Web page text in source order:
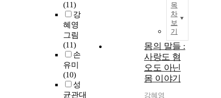
(11)
강
혜영
그림
(11)
손
유미
(10)
성
균관대
목
차
보
기
몸의 말들 :
사랑도 혐
오도 아닌
몸 이야기
강혜영